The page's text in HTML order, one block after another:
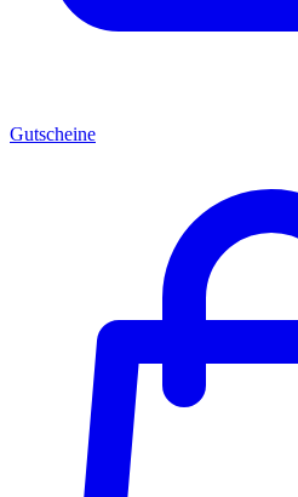
Gutscheine